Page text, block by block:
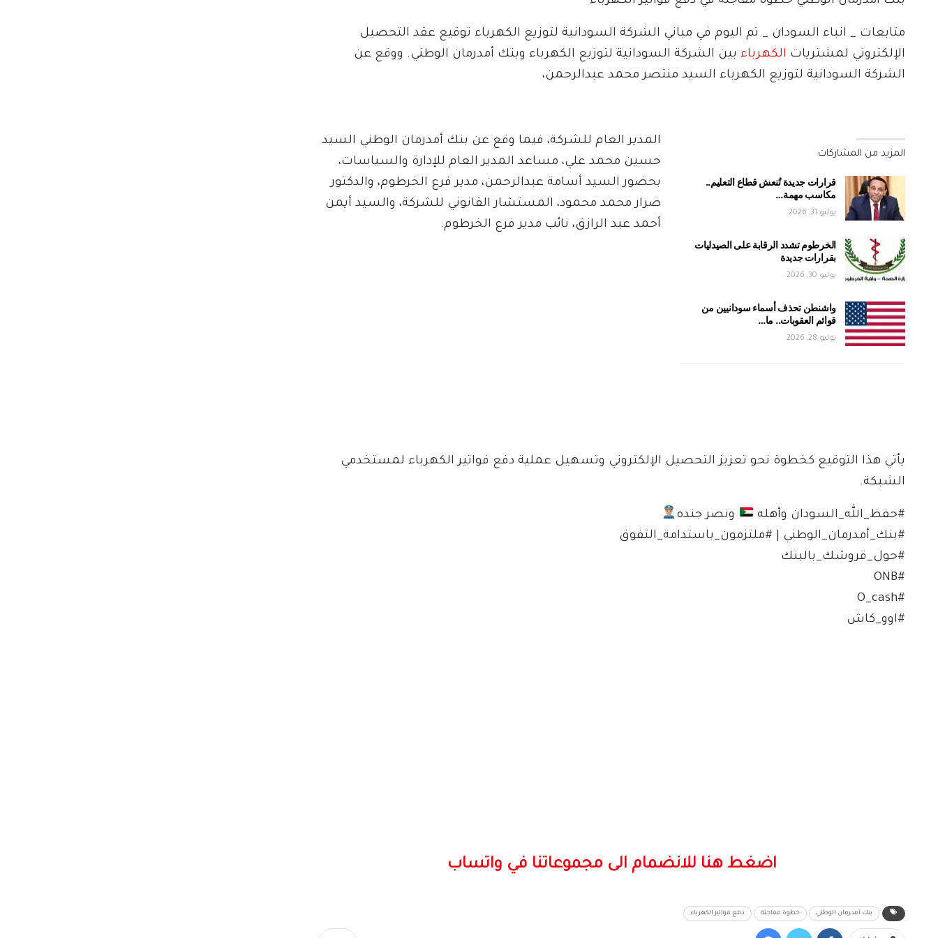
متابعات _ انباء السودان _ تم اليوم في مباني الشركة السودانية لتوزيع الكهرباء توقيع عقد التحصيل
الإلكتروني لمشتريات الكهرباء بين الشركة السودانية لتوزيع الكهرباء وبنك أمدرمان الوطني. ووقع عن
الشركة السودانية لتوزيع الكهرباء السيد منتصر محمد عبدالرحمن،
المزيد من المشاركات
قرارات جديدة تُنعش قطاع التعليم..
مكاسب مهمة…
يوليو 31, 2026
الخرطوم تشدد الرقابة على الصيدليات
بقرارات جديدة
يوليو 30, 2026
واشنطن تحذف أسماء سودانيين من
قوائم العقوبات.. ما…
يوليو 28, 2026
المدير العام للشركة، فيما وقع عن بنك أمدرمان الوطني السيد
حسين محمد علي، مساعد المدير العام للإدارة والسياسات،
بحضور السيد أسامة عبدالرحمن، مدير فرع الخرطوم، والدكتور
ضرار محمد محمود، المستشار القانوني للشركة، والسيد أيمن
أحمد عبد الرازق، نائب مدير فرع الخرطوم.
يأتي هذا التوقيع كخطوة نحو تعزيز التحصيل الإلكتروني وتسهيل عملية دفع فواتير الكهرباء لمستخدمي
الشبكة.
#حفظ_الله_السودان وأهله
ونصر جنده
#بنك_أمدرمان_الوطني | #ملتزمون_باستدامة_التفوق
#حول_قروشك_بالبنك
#ONB
#O_cash
#اوو_كاش
اضغط هنا للانضمام الى مجموعاتنا في واتساب
بنك أمدرمان الوطني خطوة مفاجئة دفع فواتير الكهرباء